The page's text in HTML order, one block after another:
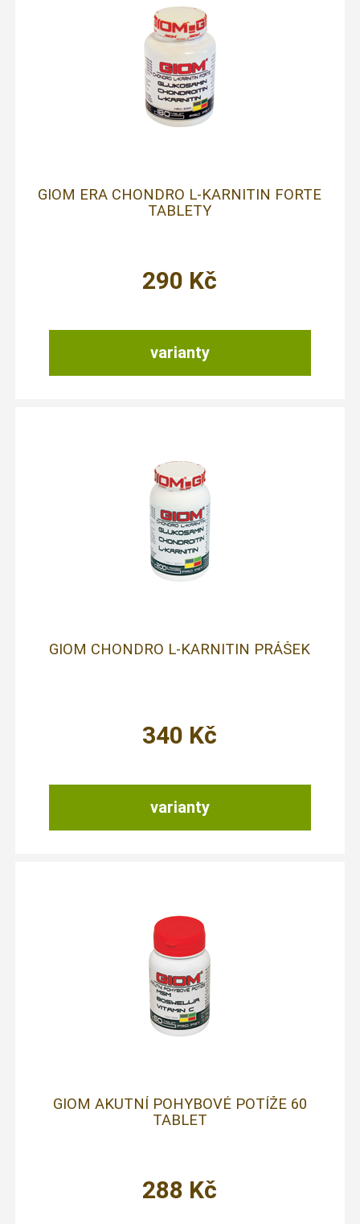
GIOM ERA CHONDRO L-KARNITIN FORTE
TABLETY
varianty
290 Kč
GIOM CHONDRO L-KARNITIN PRÁŠEK
varianty
340 Kč
GIOM AKUTNÍ POHYBOVÉ POTÍŽE 60
TABLET
288 Kč